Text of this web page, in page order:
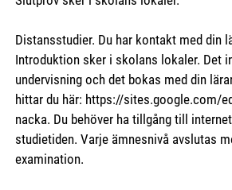
Distansstudier. Du har kontakt med din
Introduktion sker i skolans lokaler. Det
undervisning och det bokas med din
hittar du här: https://sites.google.com/
nacka. Du behöver ha tillgång till
studietiden. Varje ämnesnivå avslutas
examination.